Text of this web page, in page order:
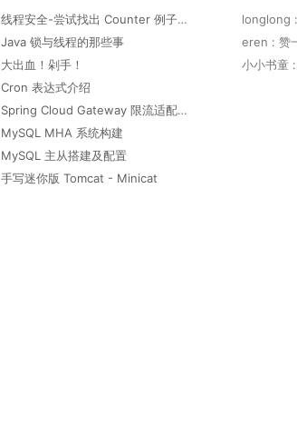
线程安全-尝试找出 Counter 例子中重复计算的数字
Java 锁与线程的那些事
大出血！剁手！
Cron 表达式介绍
Spring Cloud Gateway 限流适配多规则的解决方案
MySQL MHA 系统构建
MySQL 主从搭建及配置
手写迷你版 Tomcat - Minicat
longlong
eren : 赞
小小书童